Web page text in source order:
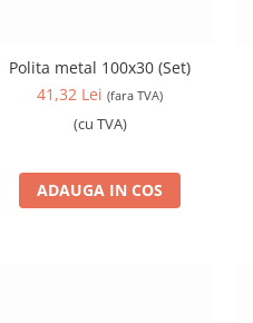
Polita metal 100x30 (Set)
41,32 Lei (fara TVA)
(cu TVA)
ADAUGA IN COS